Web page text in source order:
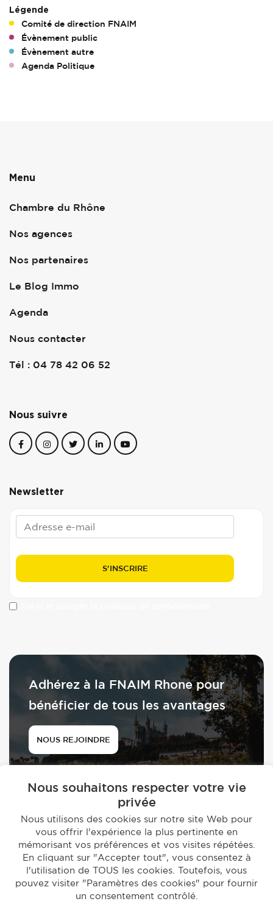
Légende
Comité de direction FNAIM
Évènement public
Évènement autre
Agenda Politique
Menu
Chambre du Rhône
Nos agences
Nos partenaires
Le Blog Immo
Agenda
Nous contacter
Tél : 04 78 42 06 52
Nous suivre
Newsletter
Adhérez à la FNAIM Rhone pour
bénéficier de tous les avantages
NOUS REJOINDRE
© 2026 - FNAIM du Rhône
Mentions légales - Politique de confidentialité
Réalisation parStudio EVOL
Nous souhaitons respecter votre vie
privée
Nous utilisons des cookies sur notre site Web pour
vous offrir l'expérience la plus pertinente en
mémorisant vos préférences et vos visites répétées.
En cliquant sur "Accepter tout", vous consentez à
l'utilisation de TOUS les cookies. Toutefois, vous
pouvez visiter "Paramètres des cookies" pour fournir
un consentement contrôlé.